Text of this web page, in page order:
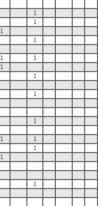
1
1
1
1
1
1
1
1
1
1
1
1
1
1
1